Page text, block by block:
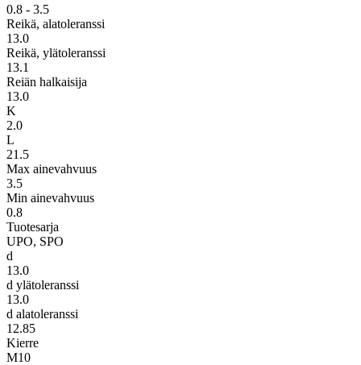
0.8 - 3.5
Reikä, alatoleranssi
13.0
Reikä, ylätoleranssi
13.1
Reiän halkaisija
13.0
K
2.0
L
21.5
Max ainevahvuus
3.5
Min ainevahvuus
0.8
Tuotesarja
UPO, SPO
d
13.0
d ylätoleranssi
13.0
d alatoleranssi
12.85
Kierre
M10